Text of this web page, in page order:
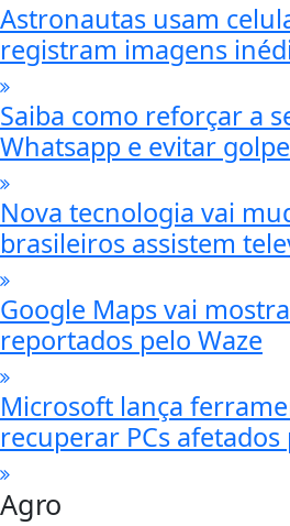
Astronautas usam
registram imagens
Saiba como reforçar a
Whatsapp e evitar
Nova tecnologia vai
brasileiros assistem
Google Maps vai
reportados pelo Waze
Microsoft lança
recuperar PCs
Agro